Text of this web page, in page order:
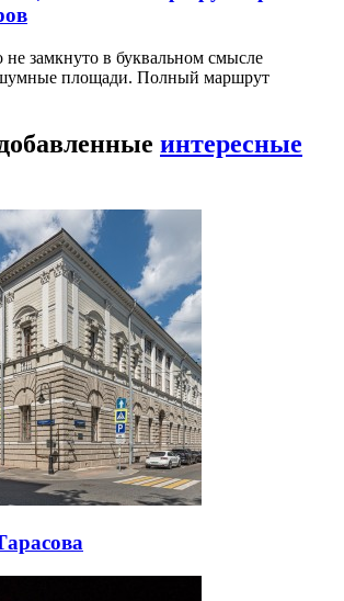
не замкнуто в буквальном смысле
шумные площади. Полный маршрут
интересные